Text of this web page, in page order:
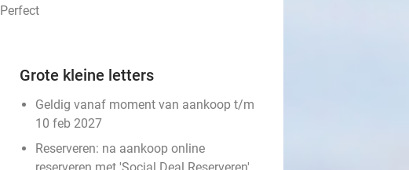
Perfect
Grote kleine letters
Geldig vanaf moment van aankoop t/m
10 feb 2027
Reserveren: na aankoop online